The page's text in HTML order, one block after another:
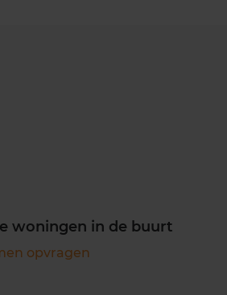
woningen in de buurt
opvragen